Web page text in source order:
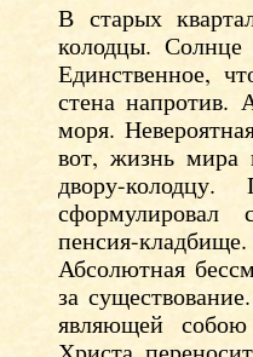
В старых
колодцы.
Единственное,
стена напротив.
моря.
вот, жизнь мира
двору-
сформулировал
пенсия-
Абсолютная
за
являющей